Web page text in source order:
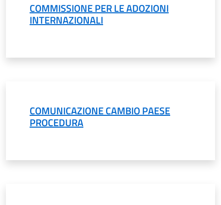
COMMISSIONE PER LE ADOZIONI
INTERNAZIONALI
COMUNICAZIONE CAMBIO PAESE
PROCEDURA